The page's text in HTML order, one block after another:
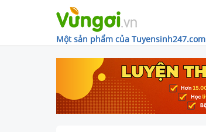
Một sản phẩm của Tuyensinh247.com